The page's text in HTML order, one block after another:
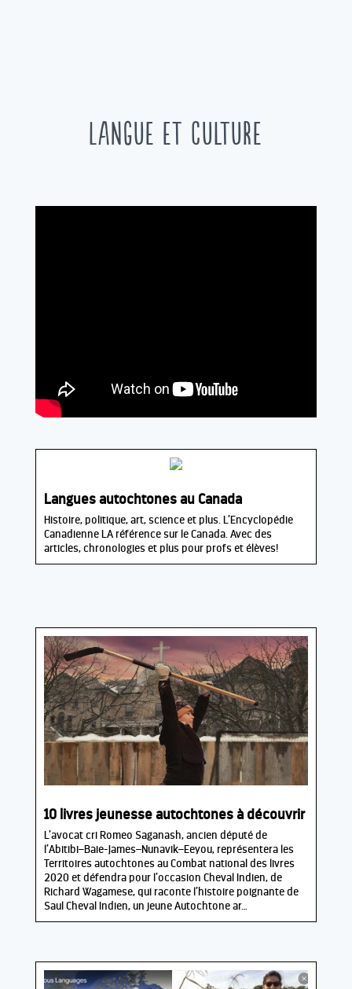
Langue et culture
Langues autochtones au Canada
Histoire, politique, art, science et plus. L’Encyclopédie
Canadienne LA référence sur le Canada. Avec des
articles, chronologies et plus pour profs et élèves!
10 livres jeunesse autochtones à découvrir
L’avocat cri Romeo Saganash, ancien député de
l’Abitibi–Baie-James–Nunavik–Eeyou, représentera les
Territoires autochtones au Combat national des livres
2020 et défendra pour l’occasion Cheval Indien, de
Richard Wagamese, qui raconte l’histoire poignante de
Saul Cheval Indien, un jeune Autochtone ar…